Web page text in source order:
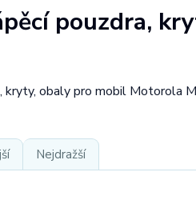
pouzdra,
kryty, obaly pro mobil Motorola
Nejdražší